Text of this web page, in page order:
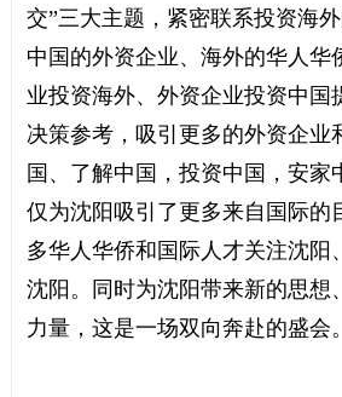
交”三大主题，紧密联系投资海
中国的外资企业、海外的华人华
业投资海外、外资企业投资中国
决策参考，吸引更多的外资企业
国、了解中国，投资中国，安家
仅为沈阳吸引了更多来自国际的
多华人华侨和国际人才关注沈阳
沈阳。同时为沈阳带来新的思想
力量，这是一场双向奔赴的盛会。